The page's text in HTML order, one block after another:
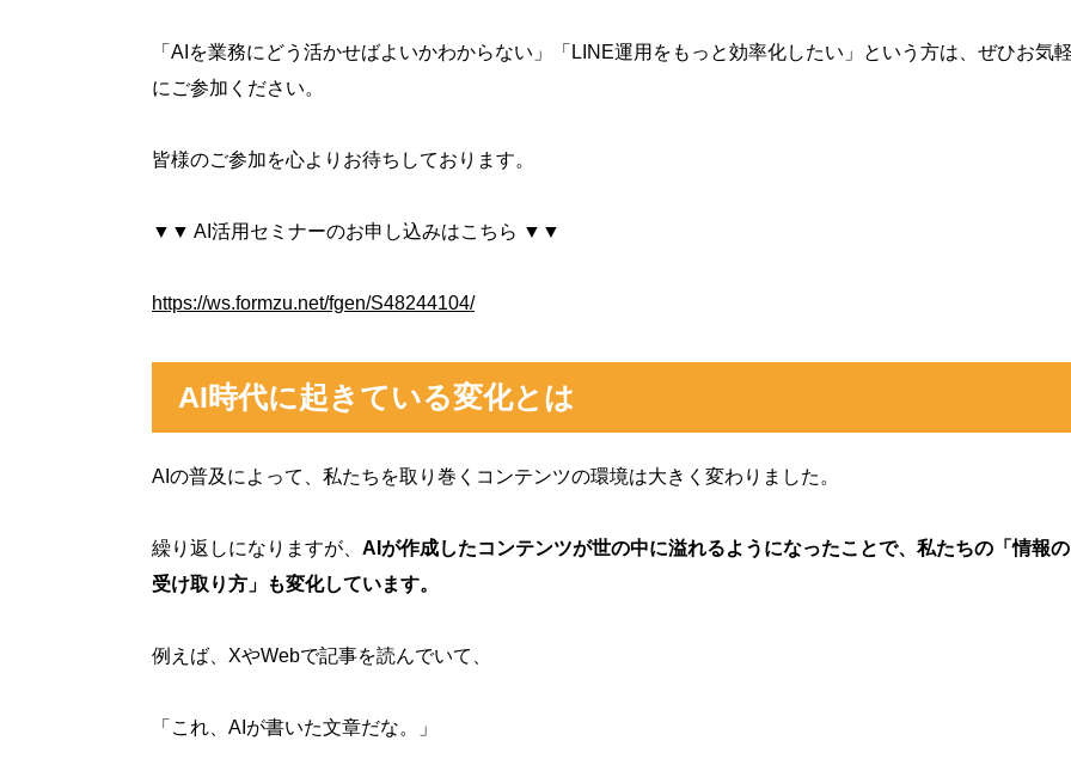
「AIを業務にどう活かせばよいかわからない」「LINE運用をもっと効率化したい」という方は、ぜひお気
にご参加ください。
皆様のご参加を心よりお待ちしております。
▼▼ AI活用セミナーのお申し込みはこちら ▼▼
https://ws.formzu.net/fgen/S48244104/
AI時代に起きている変化とは
AIの普及によって、私たちを取り巻くコンテンツの環境は大きく変わりました。
繰り返しになりますが、 AIが作成したコンテンツが世の中に溢れるようになったことで、私たちの「情報の
受け取り方」も変化しています。
例えば、XやWebで記事を読んでいて、
「これ、AIが書いた文章だな。」